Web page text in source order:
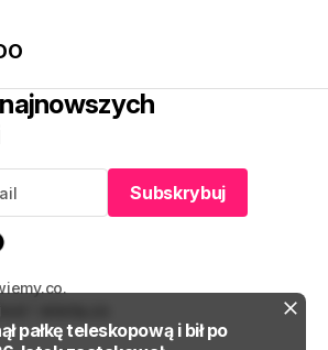
pałkę teleskopową i bił po
Subskrybuj
Subskrybuj